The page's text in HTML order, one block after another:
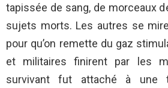
tapissée de sang, de morceaux
sujets morts. Les autres se
pour qu’on remette du gaz
et militaires finirent par les
survivant fut attaché à une